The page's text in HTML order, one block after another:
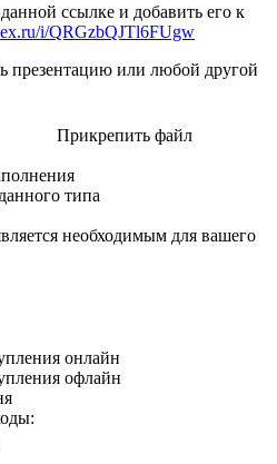
ссылке и добавить его к
i/QRGzbQJTl6FUgw
презентацию или любой другой
Прикрепить файл
типа
необходимым для вашего
онлайн
офлайн